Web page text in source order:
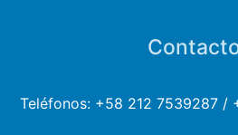
Teléfonos: +58 212 7539287 /